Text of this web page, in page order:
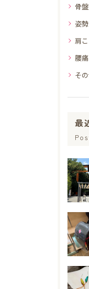
骨
姿
肩
腰痛
そ
最